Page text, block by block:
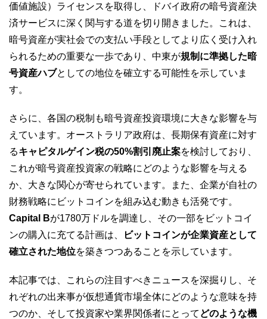
価値施設）ライセンスを取得し、ドバイ政府の暗号資産決
済サービスに深く関与する道を切り開きました。これは、
暗号資産が実社会での支払い手段としてより広く受け入れ
られるための重要な一歩であり、中東が規制に準拠した暗
号資産ハブとしての地位を確立する可能性を示していま
す。
さらに、各国の税制も暗号資産投資環境に大きな影響を与
えています。オーストラリア政府は、長期保有資産に対す
るキャピタルゲイン税の50%割引廃止案を検討しており、
これが暗号資産投資家の戦略にどのような影響を与える
か、大きな関心が寄せられています。また、企業が自社の
財務戦略にビットコインを組み込む動きも活発です。
Capital Bが1780万ドルを調達し、その一部をビットコイ
ンの購入に充てる計画は、
ビットコインが企業資産として
確立された地位を築きつつあることを示しています。
本記事では、これらの注目すべきニュースを深掘りし、そ
れぞれの出来事が仮想通貨市場全体にどのような意味を持
つのか、そして投資家や業界関係者にとって どのような機